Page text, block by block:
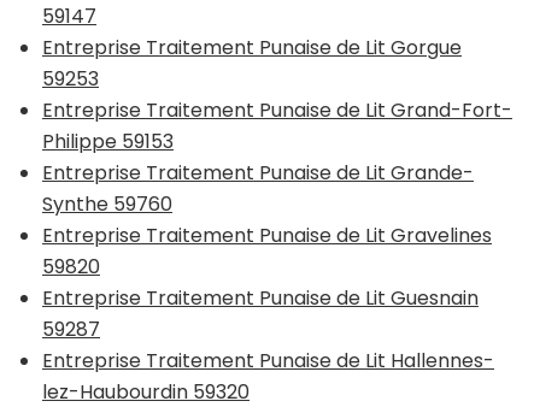
59147
Entreprise Traitement Punaise de Lit Gorgue
59253
Entreprise Traitement Punaise de Lit Grand-Fort-
Philippe 59153
Entreprise Traitement Punaise de Lit Grande-
Synthe 59760
Entreprise Traitement Punaise de Lit Gravelines
59820
Entreprise Traitement Punaise de Lit Guesnain
59287
Entreprise Traitement Punaise de Lit Hallennes-
lez-Haubourdin 59320